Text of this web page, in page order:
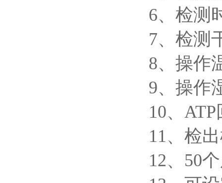
6、检测
7、检测
8、操作
9、操作
10、
11、检
12、50